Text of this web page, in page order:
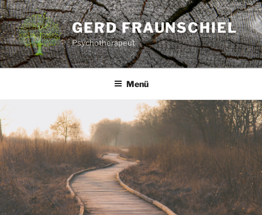
Zum
Inhalt
springen
GERD FRAUNSCHIEL
Psychotherapeut
Menü